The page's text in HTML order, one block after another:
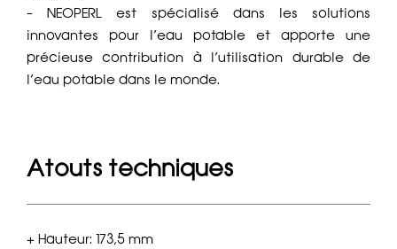
– NEOPERL est spécialisé dans les solutions
innovantes pour l’eau potable et apporte une
précieuse contribution à l’utilisation durable de
l’eau potable dans le monde.
Atouts techniques
+ Hauteur: 173,5 mm